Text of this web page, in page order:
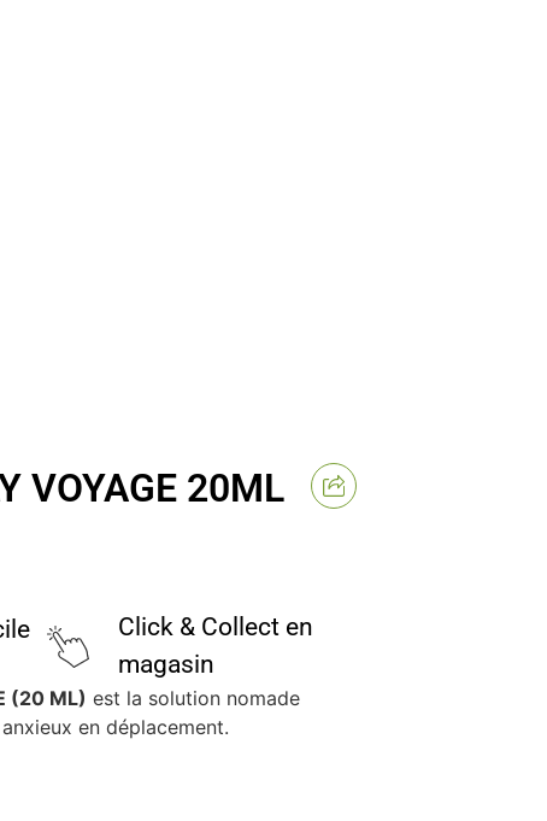
VOYAGE 20ML
Click & Collect en
magasin
(20 ML) est la solution nomade
en déplacement.